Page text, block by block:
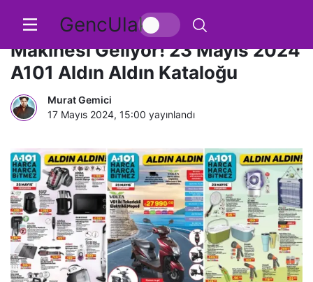
GencUlak
A101’e Koltuk ve Halı Yıkama
Makinesi Geliyor! 23 Mayıs 2024
A101 Aldın Aldın Kataloğu
Murat Gemici
17 Mayıs 2024, 15:00 yayınlandı